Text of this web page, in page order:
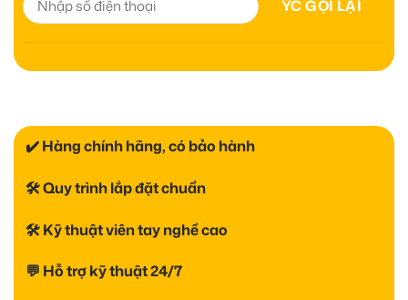
✔️ Hàng chính hãng, có bảo hành
🛠 Quy trình lắp đặt chuẩn
🛠 Kỹ thuật viên tay nghề cao
💬 Hỗ trợ kỹ thuật 24/7